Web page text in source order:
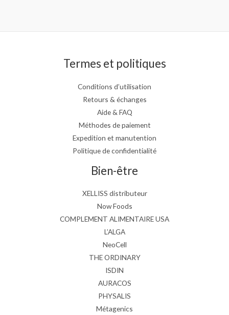
Termes et politiques
Conditions d’utilisation
Retours & échanges
Aide & FAQ
Méthodes de paiement
Expedition et manutention
Politique de confidentialité
Bien-être
XELLISS distributeur
Now Foods
COMPLEMENT ALIMENTAIRE USA
L’ALGA
NeoCell
THE ORDINARY
ISDIN
AURACOS
PHYSALIS
Métagenics